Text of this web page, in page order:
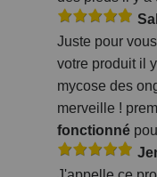
Juste pour
votre produit il
mycose des
merveille !
fonctionné